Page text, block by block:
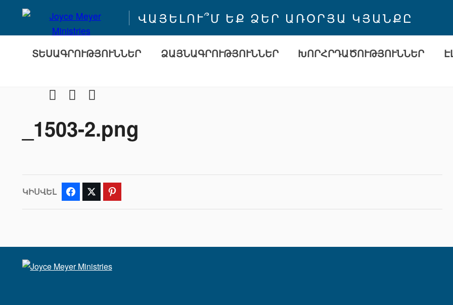
ՎԱՅԵԼՈՒ՞Մ ԵՔ ՁԵՐ ԱՌՕՐՅԱ ԿՅԱՆՔԸ
ՏԵՍԱԳՐՈՒԹՅՈՒՆՆԵՐ ՁԱՅՆԱԳՐՈՒԹՅՈՒՆՆԵՐ ԽՈՐՀՐԴԱԾՈՒԹՅՈՒՆՆԵՐ
FacebookYoutube
_1503-2.png
ԿԻՍՎԵԼ FacebookTwitter